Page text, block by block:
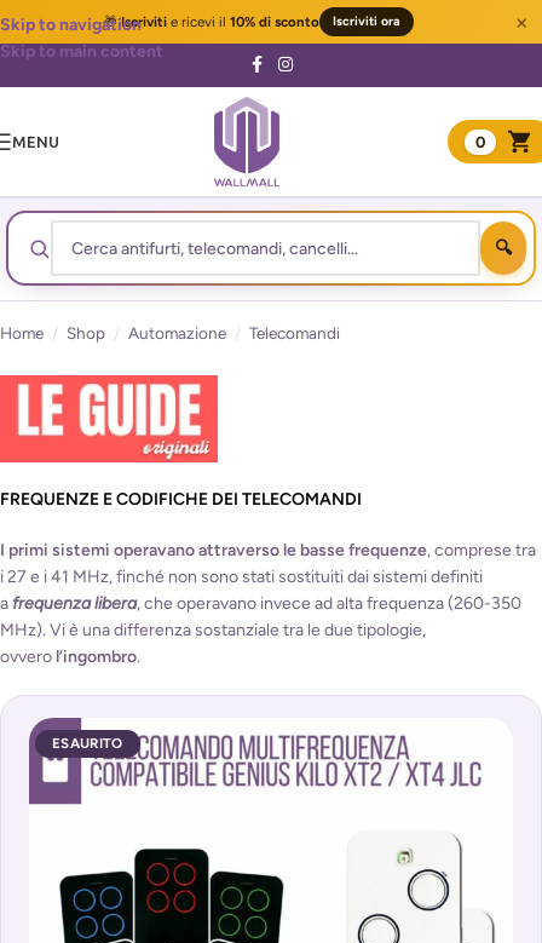
🎁Iscrivitie ricevi il 10% di sconto Iscriviti ora ×
Skip to navigation
Skip to main content
MENU 0
Home / Shop / Automazione / Telecomandi
FREQUENZE E CODIFICHE DEI TELECOMANDI
I primi sistemi operavano attraverso le basse frequenze, comprese tra
i 27 e i 41 MHz, finché non sono stati sostituiti dai sistemi definiti
a frequenza libera, che operavano invece ad alta frequenza (260-350
MHz). Vi è una differenza sostanziale tra le due tipologie,
ovvero l’ingombro.
ESAURITO